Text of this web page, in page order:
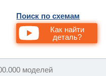
Поиск по схемам
Как найти
деталь?